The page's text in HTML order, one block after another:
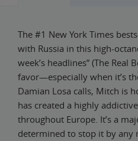
The #1 New York Times
with Russia in this high-
week’s headlines” (The
favor—especially when it’s
Damian Losa calls, Mitch is
has created a highly
throughout Europe. It’s a
determined to stop it by any